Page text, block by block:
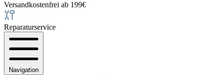
Versandkostenfrei ab 199€
Reparaturservice
Navigation